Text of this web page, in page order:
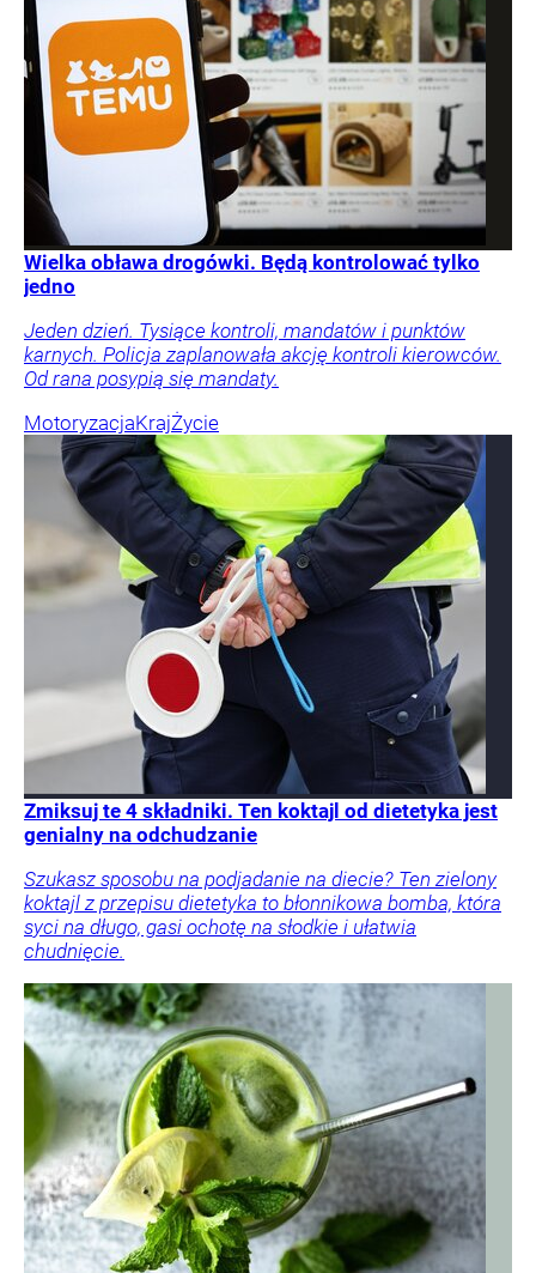
Wielka obława drogówki. Będą kontrolować tylko
jedno
Jeden dzień. Tysiące kontroli, mandatów i punktów
karnych. Policja zaplanowała akcję kontroli kierowców.
Od rana posypią się mandaty.
MotoryzacjaKrajŻycie
Zmiksuj te 4 składniki. Ten koktajl od dietetyka jest
genialny na odchudzanie
Szukasz sposobu na podjadanie na diecie? Ten zielony
koktajl z przepisu dietetyka to błonnikowa bomba, która
syci na długo, gasi ochotę na słodkie i ułatwia
chudnięcie.